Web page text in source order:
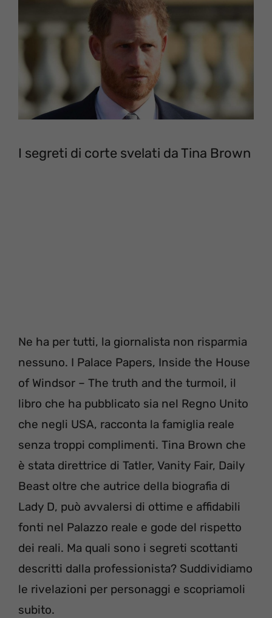
I segreti di corte svelati da Tina Brown
Ne ha per tutti, la giornalista non risparmia
nessuno. I Palace Papers, Inside the House
of Windsor – The truth and the turmoil, il
libro che ha pubblicato sia nel Regno Unito
che negli USA, racconta la famiglia reale
senza troppi complimenti. Tina Brown che
è stata direttrice di Tatler, Vanity Fair, Daily
Beast oltre che autrice della biografia di
Lady D, può avvalersi di ottime e affidabili
fonti nel Palazzo reale e gode del rispetto
dei reali. Ma quali sono i segreti scottanti
descritti dalla professionista? Suddividiamo
le rivelazioni per personaggi e scopriamoli
subito.